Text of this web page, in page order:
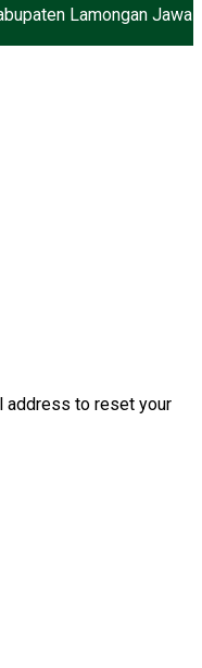
Lamongan Jawa
address to reset your